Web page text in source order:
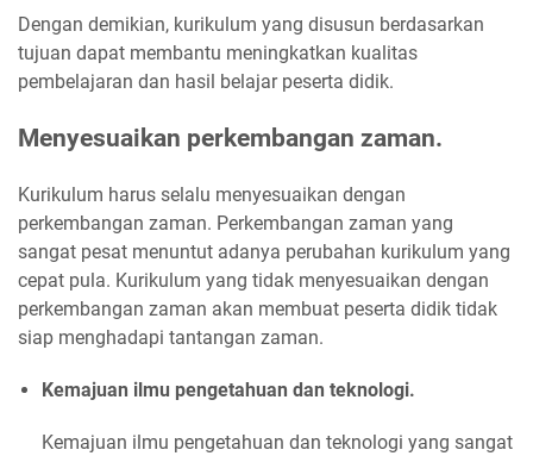
Dengan demikian, kurikulum yang disusun berdasarkan
tujuan dapat membantu meningkatkan kualitas
pembelajaran dan hasil belajar peserta didik.
Menyesuaikan perkembangan zaman.
Kurikulum harus selalu menyesuaikan dengan
perkembangan zaman. Perkembangan zaman yang
sangat pesat menuntut adanya perubahan kurikulum yang
cepat pula. Kurikulum yang tidak menyesuaikan dengan
perkembangan zaman akan membuat peserta didik tidak
siap menghadapi tantangan zaman.
Kemajuan ilmu pengetahuan dan teknologi.
Kemajuan ilmu pengetahuan dan teknologi yang sangat